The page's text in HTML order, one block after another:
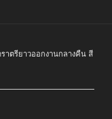
าตรียาวออกงานกลางคืน สี